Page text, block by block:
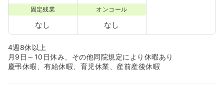
固定残業
なし
オンコール
なし
4週8休以上
月9日～10日休み、その他同院規定により休暇あり
慶弔休暇、有給休暇、育児休業、産前産後休暇